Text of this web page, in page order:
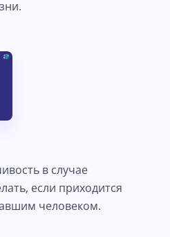
в случае
если приходится
человеком.